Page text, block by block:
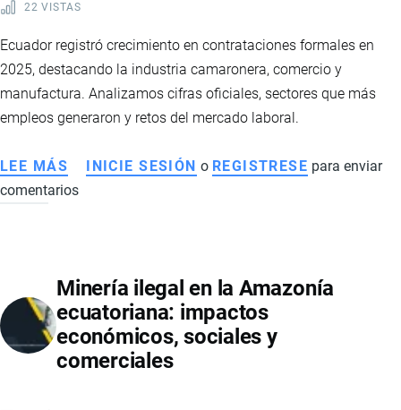
22 VISTAS
Ecuador registró crecimiento en contrataciones formales en
2025, destacando la industria camaronera, comercio y
manufactura. Analizamos cifras oficiales, sectores que más
empleos generaron y retos del mercado laboral.
LEE MÁS SOBRE
EVOLUCIÓN
ECUADOR
EN
2025:
CAMARONERAS,
INICIE SESIÓN o REGISTRESE para enviar
comentarios
Minería ilegal en la Amazonía
ecuatoriana: impactos
económicos, sociales y
comerciales